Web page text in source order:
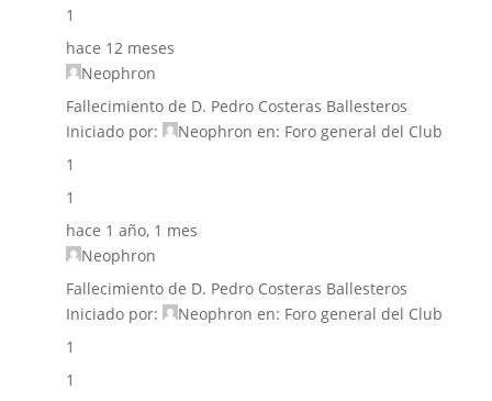
1
hace 12 meses
Neophron
Fallecimiento de D. Pedro Costeras Ballesteros
Iniciado por:
Neophron en: Foro general del Club
1
1
hace 1 año, 1 mes
Neophron
Fallecimiento de D. Pedro Costeras Ballesteros
Iniciado por:
Neophron en: Foro general del Club
1
1